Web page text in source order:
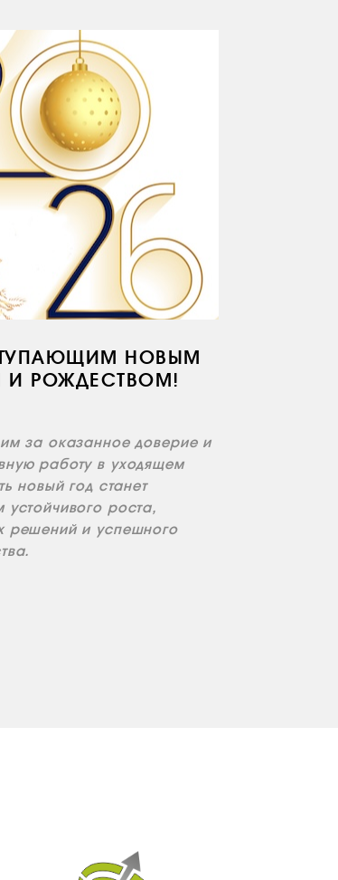
НОВЫМ
И РОЖДЕСТВОМ!
за оказанное доверие и
работу в уходящем
новый год станет
устойчивого роста,
решений и успешного